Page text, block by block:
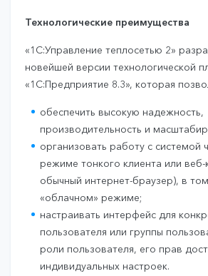
Технологические преимущества
«1С:Управление теплосетью 2»
новейшей версии технологической
«1С:Предприятие 8.3», которая
обеспечить высокую надежность,
производительность и
организовать работу с системой
режиме тонкого клиента или веб-
обычный интернет-браузер), в
«облачном» режиме;
настраивать интерфейс для
пользователя или группы
роли пользователя, его прав
индивидуальных настроек.